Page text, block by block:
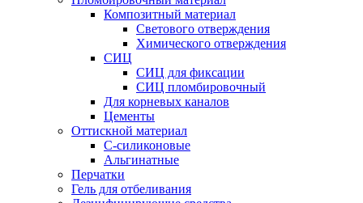
Композитный материал
Светового отверждения
Химического отверждения
СИЦ
СИЦ для фиксации
СИЦ пломбировочный
Для корневых каналов
Цементы
Оттискной материал
С-силиконовые
Альгинатные
Перчатки
Гель для отбеливания